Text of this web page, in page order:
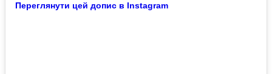
Переглянути цей допис в Instagram